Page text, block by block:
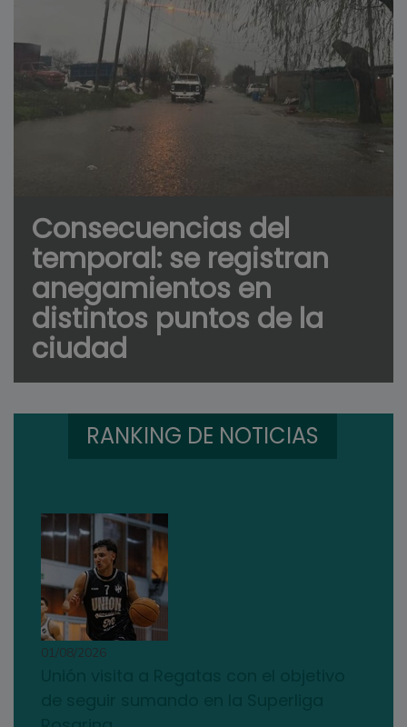
Consecuencias del
temporal: se registran
anegamientos en
distintos puntos de la
ciudad
RANKING DE NOTICIAS
01/08/2026